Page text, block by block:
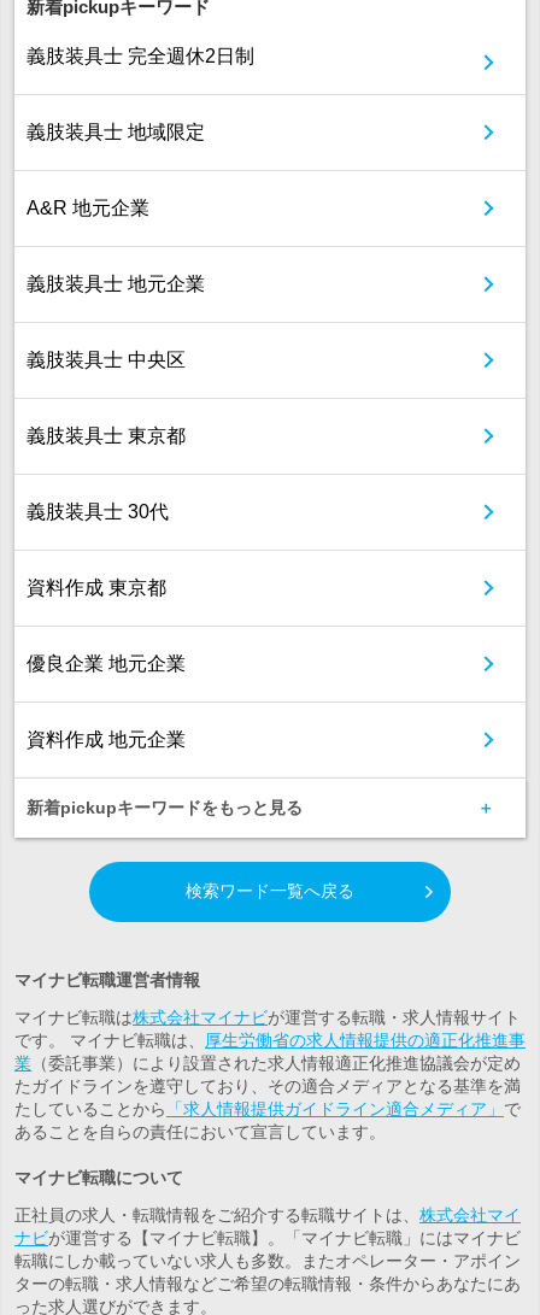
新着pickupキーワード
義肢装具士 完全週休2日制
義肢装具士 地域限定
A&R 地元企業
義肢装具士 地元企業
義肢装具士 中央区
義肢装具士 東京都
義肢装具士 30代
資料作成 東京都
優良企業 地元企業
資料作成 地元企業
新着pickupキーワードをもっと見る
検索ワード一覧へ戻る
マイナビ転職運営者情報
マイナビ転職は株式会社マイナビが運営する転職・求人情報サイト
です。 マイナビ転職は、
厚生労働省の求人情報提供の適正化推進事
業 （委託事業）により設置された求人情報適正化推進協議会が定め
たガイドラインを遵守しており、その適合メディアとなる基準を満
たしていることから
「求人情報提供ガイドライン適合メディア」 で
あることを自らの責任において宣言しています。
マイナビ転職について
正社員の求人・転職情報をご紹介する転職サイトは、 株式会社マイ
ナビが運営する【マイナビ転職】。「マイナビ転職」にはマイナビ
転職にしか載っていない求人も多数。またオペレーター・アポイン
ターの転職・求人情報などご希望の転職情報・条件からあなたにあ
った求人選びができます。